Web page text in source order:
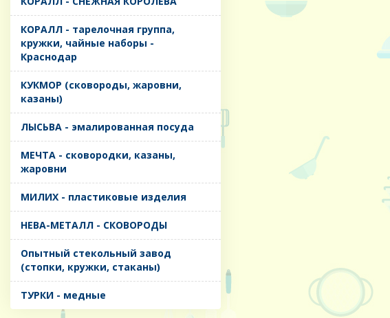
КОРАЛЛ - тарелочная группа,
кружки, чайные наборы -
Краснодар
КУКМОР (сковороды, жаровни,
казаны)
ЛЫСЬВА - эмалированная посуда
МЕЧТА - сковородки, казаны,
жаровни
МИЛИХ - пластиковые изделия
НЕВА-МЕТАЛЛ - СКОВОРОДЫ
Опытный стекольный завод
(стопки, кружки, стаканы)
ТУРКИ - медные